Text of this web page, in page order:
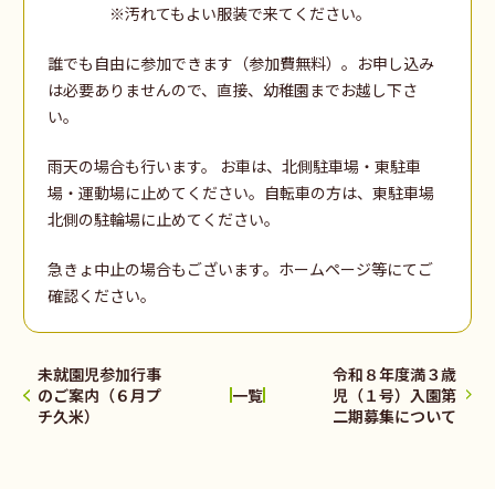
※汚れてもよい服装で来てください。
誰でも自由に参加できます（参加費無料）。お申し込み
は必要ありませんので、直接、幼稚園までお越し下さ
い。
雨天の場合も行います。 お車は、北側駐車場・東駐車
場・運動場に止めてください。自転車の方は、東駐車場
北側の駐輪場に止めてください。
急きょ中止の場合もございます。ホームページ等にてご
確認ください。
未就園児参加行事
のご案内（６月プ
チ久米）
一覧
令和８年度満３歳
児（１号）入園第
二期募集について